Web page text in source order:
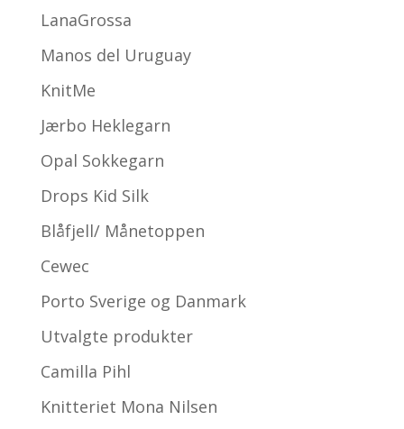
LanaGrossa
Manos del Uruguay
KnitMe
Jærbo Heklegarn
Opal Sokkegarn
Drops Kid Silk
Blåfjell/ Månetoppen
Cewec
Porto Sverige og Danmark
Utvalgte produkter
Camilla Pihl
Knitteriet Mona Nilsen